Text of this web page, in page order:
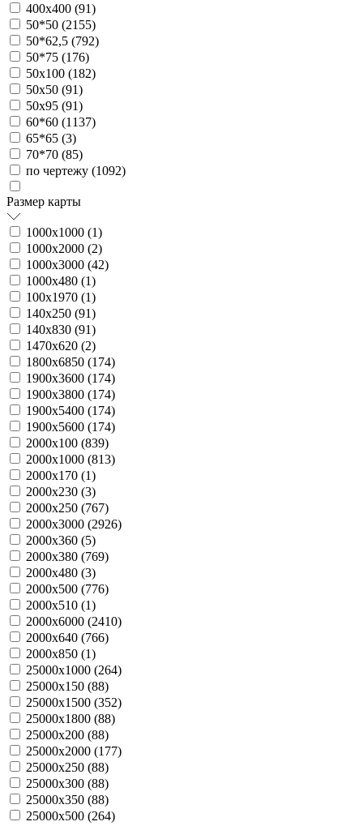
400х400 (91)
50*50 (2155)
50*62,5 (792)
50*75 (176)
50х100 (182)
50х50 (91)
50х95 (91)
60*60 (1137)
65*65 (3)
70*70 (85)
по чертежу (1092)
Размер карты
1000х1000 (1)
1000х2000 (2)
1000х3000 (42)
1000х480 (1)
100х1970 (1)
140х250 (91)
140х830 (91)
1470х620 (2)
1800х6850 (174)
1900х3600 (174)
1900х3800 (174)
1900х5400 (174)
1900х5600 (174)
2000х100 (839)
2000х1000 (813)
2000х170 (1)
2000х230 (3)
2000х250 (767)
2000х3000 (2926)
2000х360 (5)
2000х380 (769)
2000х480 (3)
2000х500 (776)
2000х510 (1)
2000х6000 (2410)
2000х640 (766)
2000х850 (1)
25000х1000 (264)
25000х150 (88)
25000х1500 (352)
25000х1800 (88)
25000х200 (88)
25000х2000 (177)
25000х250 (88)
25000х300 (88)
25000х350 (88)
25000х500 (264)